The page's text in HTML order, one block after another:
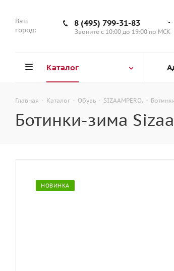
Ваш
город:
8 (495) 799-31-83
Звоните с 10:00 до 19:00 по МСК
Каталог
Главная - Каталог - Обувь - SIZAAMPERO. -
Ботинки-зима
НОВИНКА